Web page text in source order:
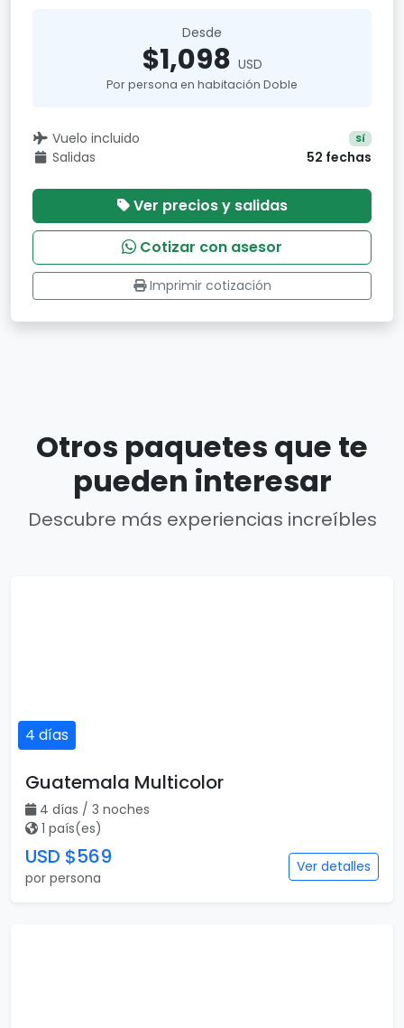
Desde
$1,098 USD
Por persona en habitación Doble
Vuelo incluido Sí
Salidas 52 fechas
Ver precios y salidas
Cotizar con asesor
Imprimir cotización
Otros paquetes que te
pueden interesar
Descubre más experiencias increíbles
4 días
Guatemala Multicolor
4 días / 3 noches
1 país(es)
USD $569
por persona
Ver detalles